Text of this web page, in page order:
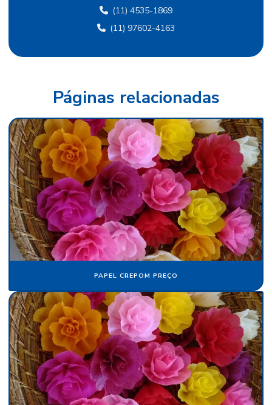
Fábrica de papel de seda sp
Fábrica de veludo
Fábrica de veludo flocado
Fábrica de veludo sintético
Fábrica de veludo em sp
Fabricante de papel camurça
Fabricante de papel crepom
Fabricante papel de seda
Flocos de nylon
Flocos de nylon comprar
Folha de papel camurça
Folha de papel crepom parafinado
Folha de papel de seda atacado
(11) 4535-1869
(11) 97602-4163
Páginas relacionadas
PAPEL CREPOM PREÇO